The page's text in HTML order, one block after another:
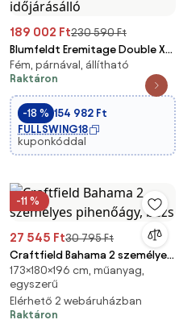
189 002 Ft230 590 Ft
Blumfeldt Eremitage Double XL
napozóágy napellenzővel | 2
személyes | acélkeret |
időjárásálló
Fém, párnával, állítható
Raktáron
-18 % 154 982 Ft
FULLSWING18
kuponkóddal
-11 %
27 545 Ft30 795 Ft
Craftfield Bahama 2 személyes
pihenőágy, bézs
173×180×196 cm, műanyag,
egyszerű
Elérhető 2 webáruházban
Raktáron